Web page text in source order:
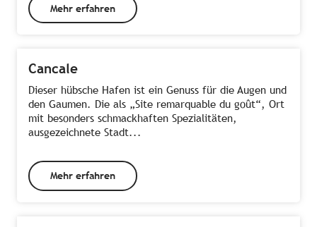
Mehr erfahren
Cancale
Dieser hübsche Hafen ist ein Genuss für die Augen und
den Gaumen. Die als „Site remarquable du goût“, Ort
mit besonders schmackhaften Spezialitäten,
ausgezeichnete Stadt...
Mehr erfahren